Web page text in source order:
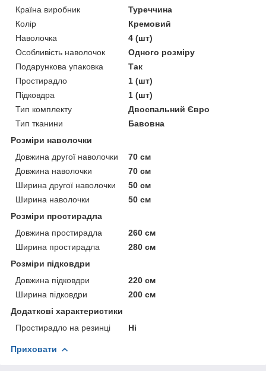
Країна виробник
Туреччина
Колір
Кремовий
Наволочка
4 (шт)
Особливість наволочок
Одного розміру
Подарункова упаковка
Так
Простирадло
1 (шт)
Підковдра
1 (шт)
Тип комплекту
Двоспальний Євро
Тип тканини
Бавовна
Розміри наволочки
Довжина другої наволочки
70 см
Довжина наволочки
70 см
Ширина другої наволочки
50 см
Ширина наволочки
50 см
Розміри простирадла
Довжина простирадла
260 см
Ширина простирадла
280 см
Розміри підковдри
Довжина підковдри
220 см
Ширина підковдри
200 см
Додаткові характеристики
Простирадло на резинці
Ні
Приховати